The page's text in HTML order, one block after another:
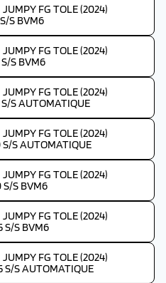
FG TOLE (2024)
S BVM6
FG TOLE (2024)
S BVM6
FG TOLE (2024)
S AUTOMATIQUE
FG TOLE (2024)
S AUTOMATIQUE
FG TOLE (2024)
S/S BVM6
FG TOLE (2024)
S/S BVM6
FG TOLE (2024)
S/S AUTOMATIQUE